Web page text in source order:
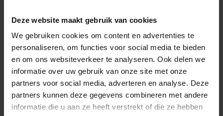
Deze website maakt gebruik van cookies
We gebruiken cookies om content en advertenties te
personaliseren, om functies voor social media te bieden
en om ons websiteverkeer te analyseren. Ook delen we
informatie over uw gebruik van onze site met onze
partners voor social media, adverteren en analyse. Deze
partners kunnen deze gegevens combineren met andere
informatie die u aan ze heeft verstrekt of die ze hebben
€460,95
Niet op voorraad
Hoge klantenbeoordeling: 4.6 van 5